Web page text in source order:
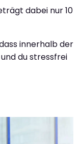
dabei nur 10
innerhalb der
du stressfrei